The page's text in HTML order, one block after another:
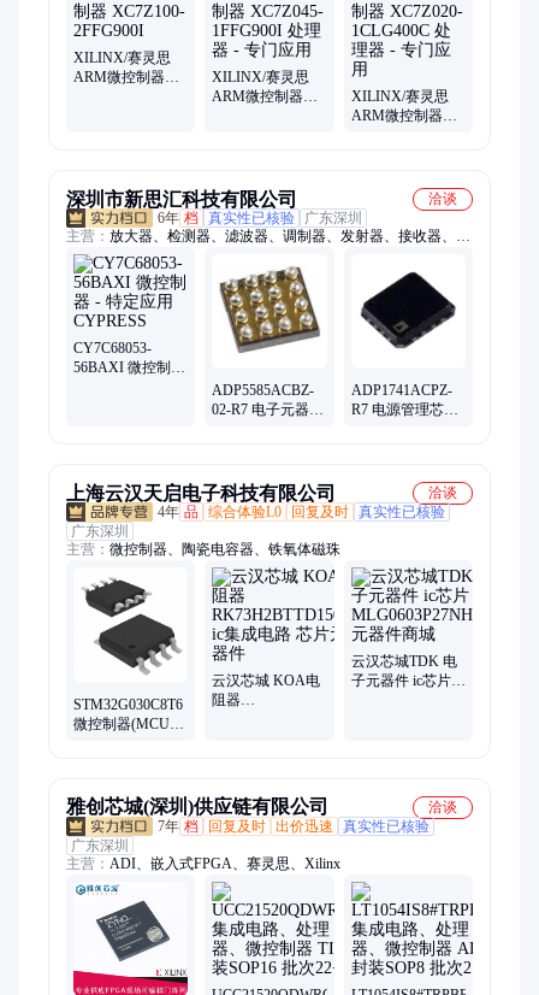
XILINX/赛灵思
ARM微控制器
XILINX/赛灵思
ARM微控制器
XILINX/赛灵思
ARM微控制器
深圳市新思汇科技有限公司
洽谈
6年 档 真实性已核验
广东深圳
主营： 放大器、检测器、滤波器、调制器、发射器、接收器、衰
减器、解调器、变压器、合成器、收发器、偏置器、振荡器、
rfid天线、终端负载、隔直流器、微波射频、集成电路、同轴开
关、接入监控ic、频率综合器、射频适配器、多路复用器、耦合
器电桥、定向耦合器
CY7C68053-
56BAXI 微控制器
ADP5585ACBZ-
02-R7 电子元器件
ADP1741ACPZ-
R7 电源管理芯片
上海云汉天启电子科技有限公司
洽谈
4年 品 综合体验L0 回复及时 真实性已核验
广东深圳
主营： 微控制器、陶瓷电容器、铁氧体磁珠
STM32G030C8T6
微控制器(MCU)
云汉芯城 KOA电
阻器
云汉芯城TDK 电
子元器件 ic芯片
雅创芯城(深圳)供应链有限公司
洽谈
7年 档 回复及时 出价迅速
真实性已核验
广东深圳
主营： ADI、嵌入式FPGA、赛灵思、Xilinx